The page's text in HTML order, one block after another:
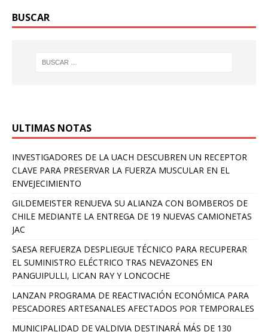
BUSCAR
ULTIMAS NOTAS
INVESTIGADORES DE LA UACH DESCUBREN UN RECEPTOR
CLAVE PARA PRESERVAR LA FUERZA MUSCULAR EN EL
ENVEJECIMIENTO
GILDEMEISTER RENUEVA SU ALIANZA CON BOMBEROS DE
CHILE MEDIANTE LA ENTREGA DE 19 NUEVAS CAMIONETAS
JAC
SAESA REFUERZA DESPLIEGUE TÉCNICO PARA RECUPERAR
EL SUMINISTRO ELÉCTRICO TRAS NEVAZONES EN
PANGUIPULLI, LICAN RAY Y LONCOCHE
LANZAN PROGRAMA DE REACTIVACIÓN ECONÓMICA PARA
PESCADORES ARTESANALES AFECTADOS POR TEMPORALES
MUNICIPALIDAD DE VALDIVIA DESTINARÁ MÁS DE 130